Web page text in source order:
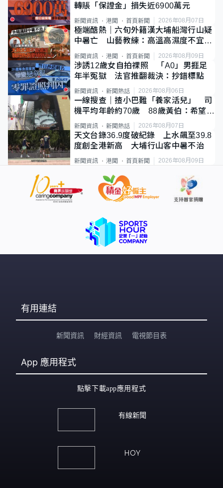
轉賬「保證金」損失近6900萬元
新聞資訊 港聞 首頁新聞 2026年08月07日
極端酷熱｜六旬外籍漢大埔船灣行山疑
中暑亡 山藝教練：高溫高濕度不宜遠
新聞資訊 港聞 首頁新聞 2026年08月09日
涉誘12歲女自拍祼照 「A0」男捱足
年半冤獄 法官推翻裁決：抄錯標點
新聞資訊 新聞熱話 2026年08月06日
一線搜查｜揸小巴難「養家活兒」 司
機平均年齡約70歲 88歲黃伯：希望一
直揸落去
新聞資訊 新聞熱話 2026年08月07日
天文台錄36.9度破紀錄 上水飆至39.8
度創全港新高 大埔行山客中暑不治
新聞資訊 港聞 首頁新聞 2026年08月09日
有用連結
新聞資訊 財經資訊 電視節目表
App 應用程式
點擊下載app應用程式
有線新聞
HOY